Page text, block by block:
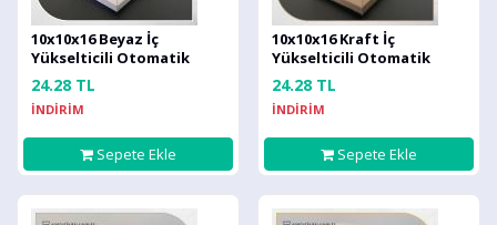
10x10x16 Beyaz İç
Yükselticili Otomatik
Asetat Kutu
24.28 TL
İNDİRİM
Sepete Ekle
10x10x16 Kraft İç
Yükselticili Otomatik
Asetat Kutu
24.28 TL
İNDİRİM
Sepete Ekle